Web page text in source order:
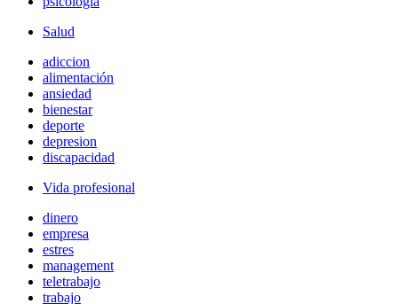
Salud
adiccion
alimentación
ansiedad
bienestar
deporte
depresion
discapacidad
Vida profesional
dinero
empresa
estres
management
teletrabajo
trabajo